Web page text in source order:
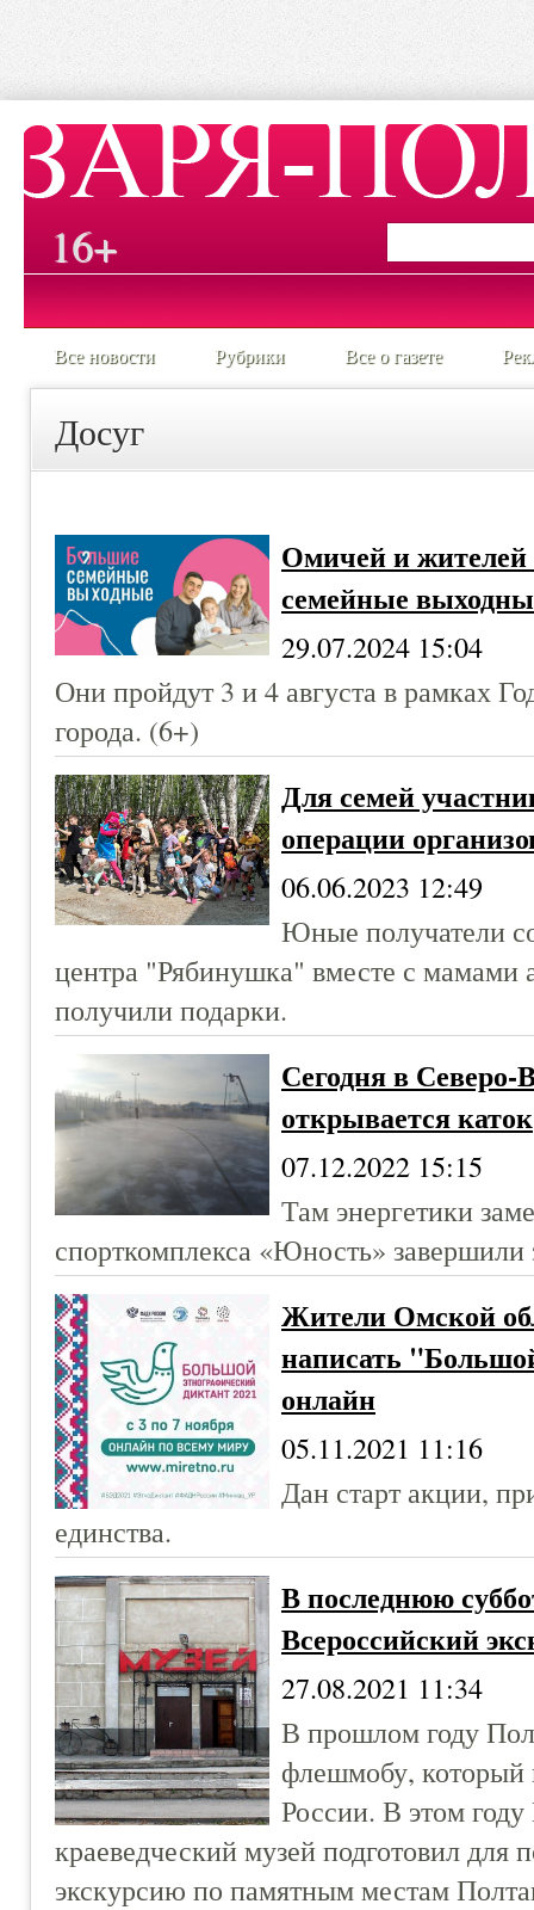
16+
Все новости Рубрики Все о газете
Досуг
Омичей и
семейные
29.07.2024 15:04
Они пройдут 3 и 4 августа в рамках
города. (6+)
Для семей
операции
06.06.2023 12:49
Юные получатели
центра "Рябинушка" вместе с мамами
получили подарки.
Сегодня в
открывается каток
07.12.2022 15:15
Там энергетики
спорткомплекса «Юность»
Жители Омской
написать
онлайн
05.11.2021 11:16
Дан старт акции,
единства.
В последнюю
Всероссийский
27.08.2021 11:34
В прошлом году
флешмобу, который
России. В этом
краеведческий музей подготовил для
экскурсию по памятным местам